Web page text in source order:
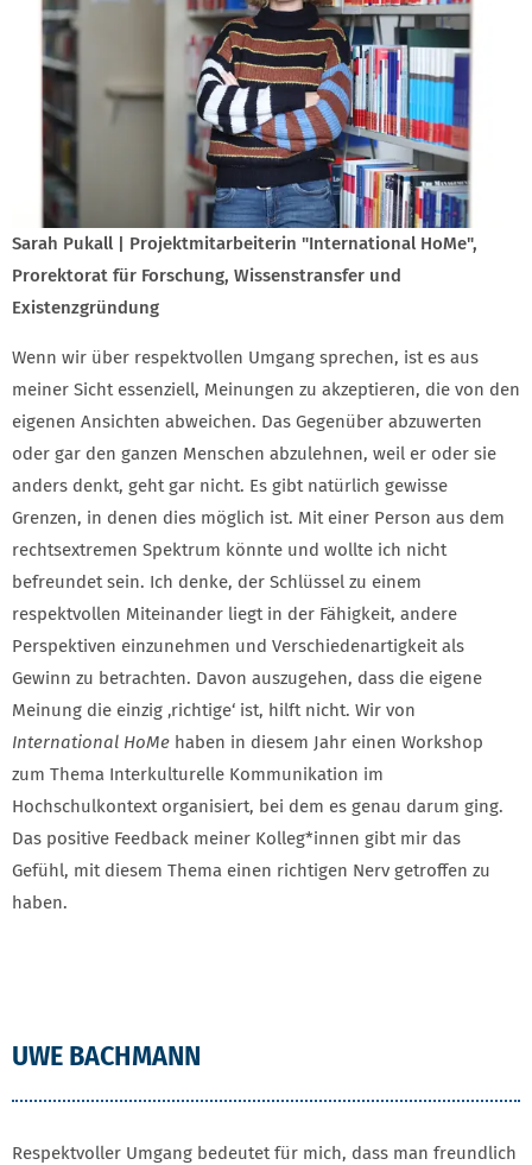
Sarah Pukall | Projektmitarbeiterin "International HoMe",
Prorektorat für Forschung, Wissenstransfer und
Existenzgründung
Wenn wir über respektvollen Umgang sprechen, ist es aus
meiner Sicht essenziell, Meinungen zu akzeptieren, die von den
eigenen Ansichten abweichen. Das Gegenüber abzuwerten
oder gar den ganzen Menschen abzulehnen, weil er oder sie
anders denkt, geht gar nicht. Es gibt natürlich gewisse
Grenzen, in denen dies möglich ist. Mit einer Person aus dem
rechtsextremen Spektrum könnte und wollte ich nicht
befreundet sein. Ich denke, der Schlüssel zu einem
respektvollen Miteinander liegt in der Fähigkeit, andere
Perspektiven einzunehmen und Verschiedenartigkeit als
Gewinn zu betrachten. Davon auszugehen, dass die eigene
Meinung die einzig ‚richtige‘ ist, hilft nicht. Wir von
International HoMe haben in diesem Jahr einen Workshop
zum Thema Interkulturelle Kommunikation im
Hochschulkontext organisiert, bei dem es genau darum ging.
Das positive Feedback meiner Kolleg*innen gibt mir das
Gefühl, mit diesem Thema einen richtigen Nerv getroffen zu
haben.
UWE BACHMANN
Respektvoller Umgang bedeutet für mich, dass man freundlich